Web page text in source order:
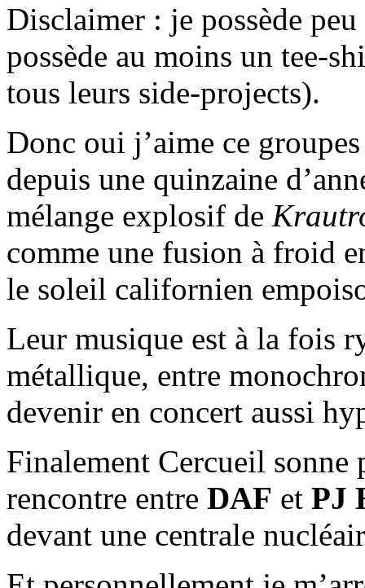
Disclaimer : je possède
possède au moins un tee-
tous leurs side-projects).
Donc oui j’aime ce
depuis une quinzaine
mélange explosif de
comme une fusion à froid
le soleil californien
Leur musique est à la fois
métallique, entre
devenir en concert aussi
Finalement Cercueil sonne
rencontre entre DAF et PJ
devant une centrale